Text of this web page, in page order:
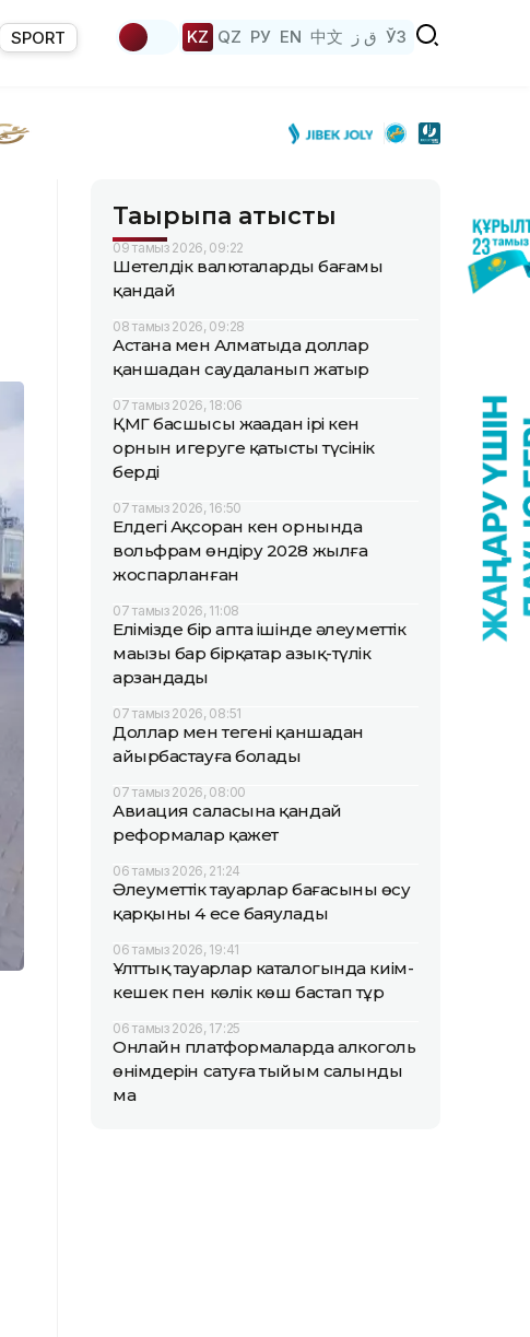
SPORT KZ QZ РУ EN 中文 ق ز ЎЗ
Тақырыпқа қатысты
09 тамыз 2026, 09:22
Шетелдік валюталардың бағамы
қандай
08 тамыз 2026, 09:28
Астана мен Алматыда доллар
қаншадан саудаланып жатыр
07 тамыз 2026, 18:06
ҚМГ басшысы жаңадан ірі кен
орнын игеруге қатысты түсінік
берді
07 тамыз 2026, 16:50
Елдегі Ақсоран кен орнында
вольфрам өндіру 2028 жылға
жоспарланған
07 тамыз 2026, 11:08
Елімізде бір апта ішінде әлеуметтік
маңызы бар бірқатар азық-түлік
арзандады
07 тамыз 2026, 08:51
Доллар мен теңгені қаншадан
айырбастауға болады
07 тамыз 2026, 08:00
Авиация саласына қандай
реформалар қажет
06 тамыз 2026, 21:24
Әлеуметтік тауарлар бағасының өсу
қарқыны 4 есе баяулады
06 тамыз 2026, 19:41
Ұлттық тауарлар каталогында киім-
кешек пен көлік көш бастап тұр
06 тамыз 2026, 17:25
Онлайн платформаларда алкоголь
өнімдерін сатуға тыйым салынды
ма